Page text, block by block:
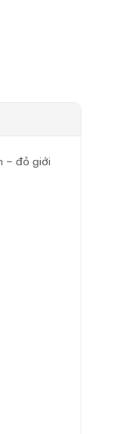
– đỏ giới